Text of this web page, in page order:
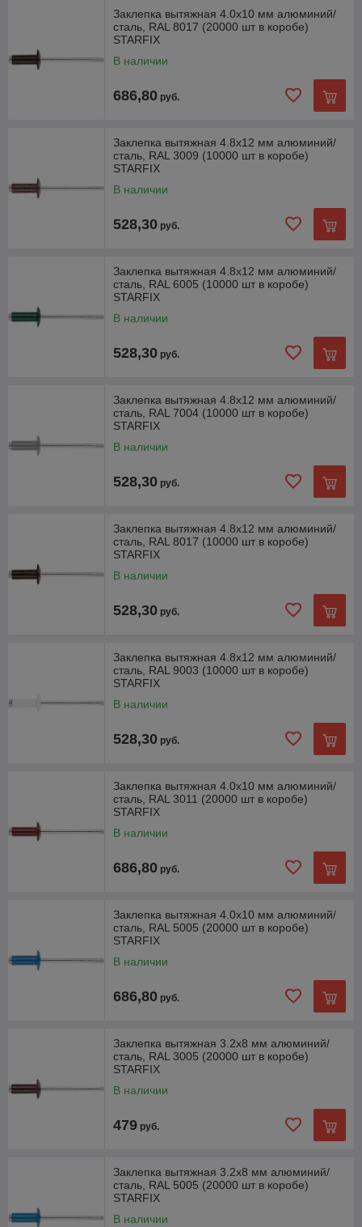
Заклепка вытяжная 4.0х10 мм алюминий/
сталь, RAL 8017 (20000 шт в коробе)
STARFIX
В наличии
686,80 руб.
Заклепка вытяжная 4.8х12 мм алюминий/
сталь, RAL 3009 (10000 шт в коробе)
STARFIX
В наличии
528,30 руб.
Заклепка вытяжная 4.8х12 мм алюминий/
сталь, RAL 6005 (10000 шт в коробе)
STARFIX
В наличии
528,30 руб.
Заклепка вытяжная 4.8х12 мм алюминий/
сталь, RAL 7004 (10000 шт в коробе)
STARFIX
В наличии
528,30 руб.
Заклепка вытяжная 4.8х12 мм алюминий/
сталь, RAL 8017 (10000 шт в коробе)
STARFIX
В наличии
528,30 руб.
Заклепка вытяжная 4.8х12 мм алюминий/
сталь, RAL 9003 (10000 шт в коробе)
STARFIX
В наличии
528,30 руб.
Заклепка вытяжная 4.0х10 мм алюминий/
сталь, RAL 3011 (20000 шт в коробе)
STARFIX
В наличии
686,80 руб.
Заклепка вытяжная 4.0х10 мм алюминий/
сталь, RAL 5005 (20000 шт в коробе)
STARFIX
В наличии
686,80 руб.
Заклепка вытяжная 3.2х8 мм алюминий/
сталь, RAL 3005 (20000 шт в коробе)
STARFIX
В наличии
479 руб.
Заклепка вытяжная 3.2х8 мм алюминий/
сталь, RAL 5005 (20000 шт в коробе)
STARFIX
В наличии